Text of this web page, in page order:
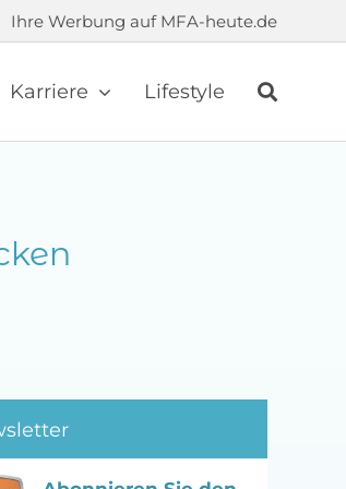
Ihre Werbung auf MFA-heute.de
Karriere Lifestyle